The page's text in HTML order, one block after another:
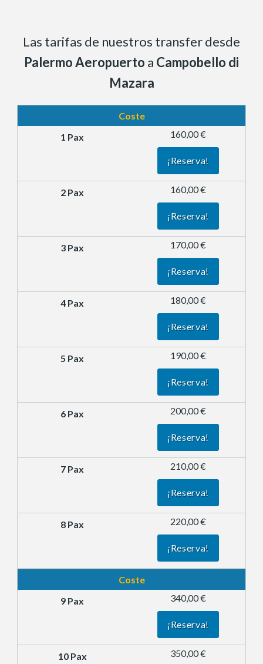
Las tarifas de nuestros transfer desde
Palermo Aeropuerto a Campobello di
Mazara
Coste
160,00 €
¡Reserva!
160,00 €
¡Reserva!
170,00 €
¡Reserva!
180,00 €
¡Reserva!
190,00 €
¡Reserva!
200,00 €
¡Reserva!
210,00 €
¡Reserva!
220,00 €
¡Reserva!
Coste
340,00 €
¡Reserva!
350,00 €